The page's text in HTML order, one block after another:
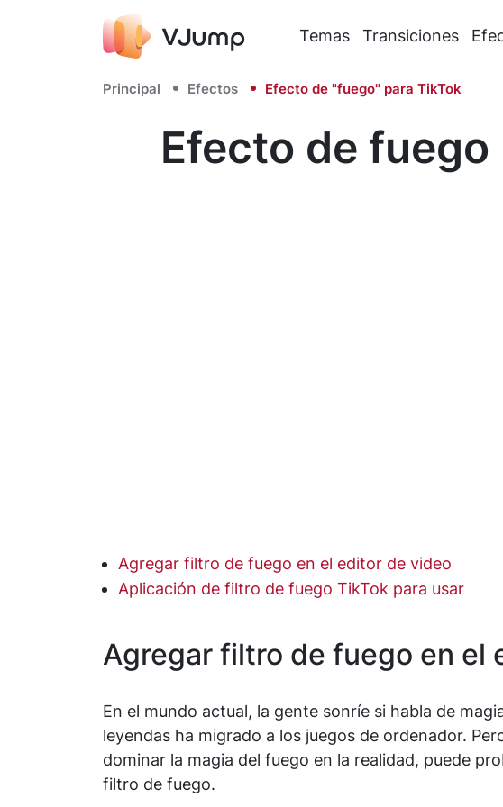
Temas Transiciones
Principal Efectos Efecto de "fuego" para TikTok
Efecto de
Agregar filtro de fuego en el editor de video
Aplicación de filtro de fuego TikTok para usar
Agregar filtro de fuego en el
En el mundo actual, la gente sonríe si habla de
leyendas ha migrado a los juegos de ordenador.
dominar la magia del fuego en la realidad, puede
filtro de fuego.